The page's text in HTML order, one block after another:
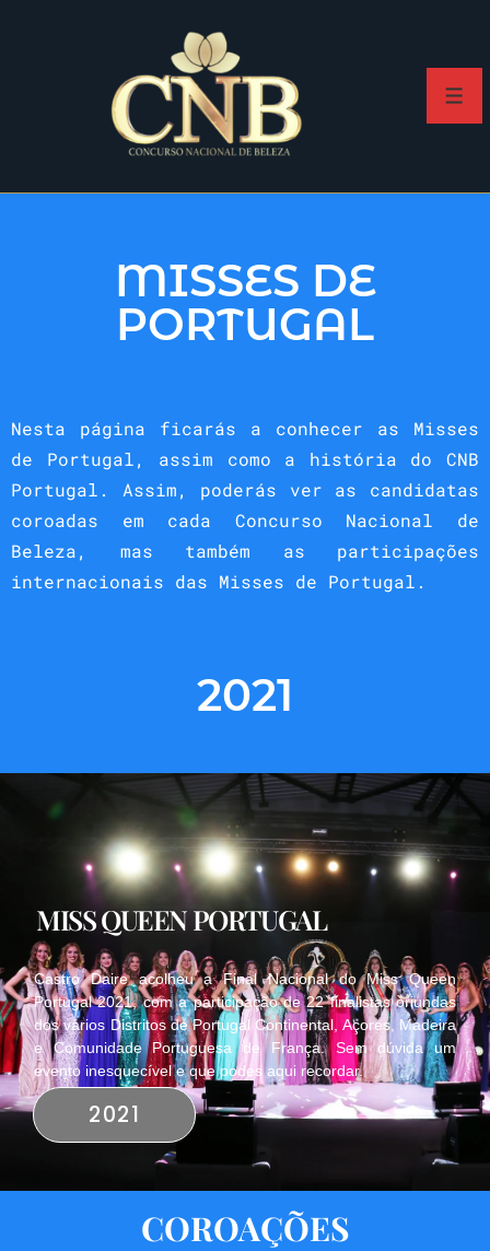
MISSES DE
PORTUGAL
Nesta página ficarás a conhecer as Misses
de Portugal, assim como a história do CNB
Portugal. Assim, poderás ver as candidatas
coroadas em cada Concurso Nacional de
Beleza, mas também as participações
internacionais das Misses de Portugal.
2021
MISS QUEEN PORTUGAL
Castro Daire acolheu a Final Nacional do Miss Queen
Portugal 2021, com a participação de 22 finalistas oriundas
dos vários Distritos de Portugal Continental, Açores, Madeira
e Comunidade Portuguesa de França. Sem dúvida um
evento inesquecível e que podes aqui recordar.
2021
COROAÇÕES